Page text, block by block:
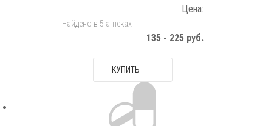
Цена:
Найдено в 5 аптеках
135 - 225 руб.
КУПИТЬ